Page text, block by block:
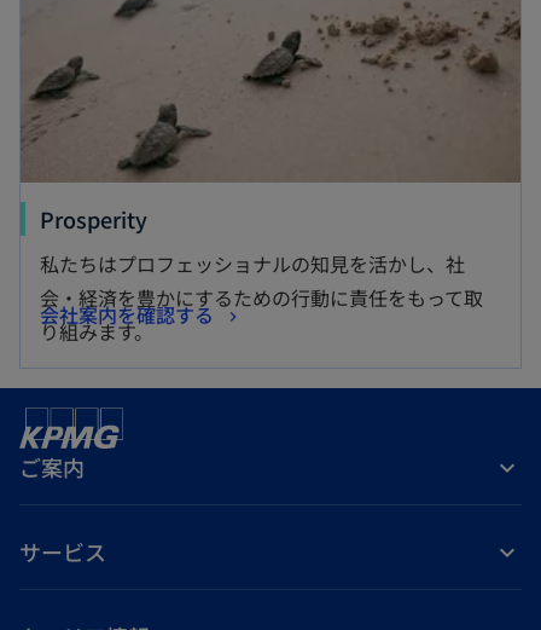
く
Prosperity新
し
い
タ
で
私たちはプロフェッショナルの知見を活かし、社
会・経済を豊かにするための行動に責任をもって取
り組みます。
会社案内を確認する
新
ご案内
サービス